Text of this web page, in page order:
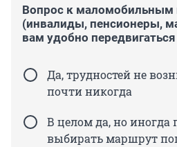
Вопрос к маломобильным
(инвалиды, пенсионеры,
вам удобно
Да, трудностей не
почти никогда
В целом да, но иногда
выбирать маршрут